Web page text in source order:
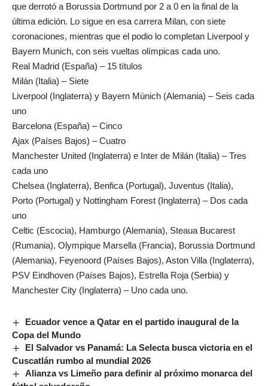
que derrotó a Borussia Dortmund por 2 a 0 en la final de la
última edición. Lo sigue en esa carrera Milan, con siete
coronaciones, mientras que el podio lo completan Liverpool y
Bayern Munich, con seis vueltas olímpicas cada uno.
Real Madrid (España) – 15 títulos
Milán (Italia) – Siete
Liverpool (Inglaterra) y Bayern Múnich (Alemania) – Seis cada
uno
Barcelona (España) – Cinco
Ajax (Países Bajos) – Cuatro
Manchester United (Inglaterra) e Inter de Milán (Italia) – Tres
cada uno
Chelsea (Inglaterra), Benfica (Portugal), Juventus (Italia),
Porto (Portugal) y Nottingham Forest (Inglaterra) – Dos cada
uno
Celtic (Escocia), Hamburgo (Alemania), Steaua Bucarest
(Rumania), Olympique Marsella (Francia), Borussia Dortmund
(Alemania), Feyenoord (Países Bajos), Aston Villa (Inglaterra),
PSV Eindhoven (Países Bajos), Estrella Roja (Serbia) y
Manchester City (Inglaterra) – Uno cada uno.
Ecuador vence a Qatar en el partido inaugural de la
Copa del Mundo
El Salvador vs Panamá: La Selecta busca victoria en el
Cuscatlán rumbo al mundial 2026
Alianza vs Limeño para definir al próximo monarca del